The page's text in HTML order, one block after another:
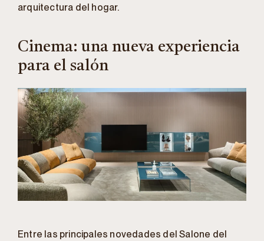
arquitectura del hogar.
Cinema: una nueva experiencia
para el salón
Entre las principales novedades del Salone del